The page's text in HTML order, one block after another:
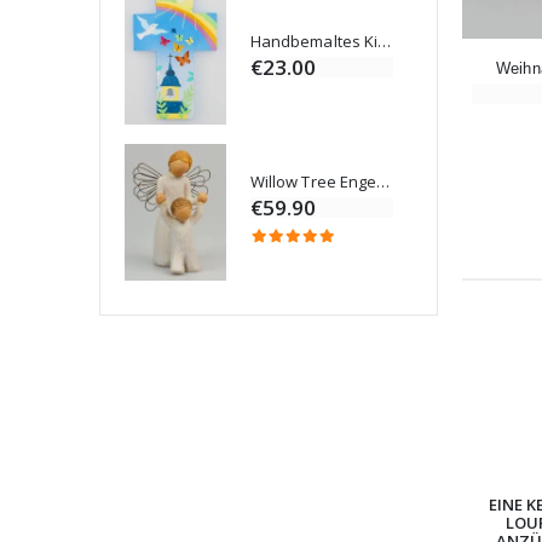
Handbemaltes Kinderkreuz Gottes Welt Vereint 14cm
€23.00
Willow Tree Engel Schutzengel (Guardian Angel) 14 cm
€59.90
EINE